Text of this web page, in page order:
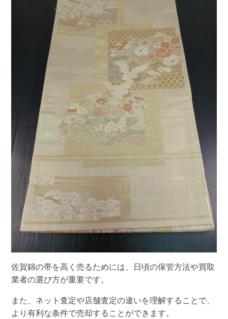
佐賀錦の帯を高く売るためには、日頃の保管方法や買取
業者の選び方が重要です。
また、ネット査定や店舗査定の違いを理解することで、
より有利な条件で売却することができます。